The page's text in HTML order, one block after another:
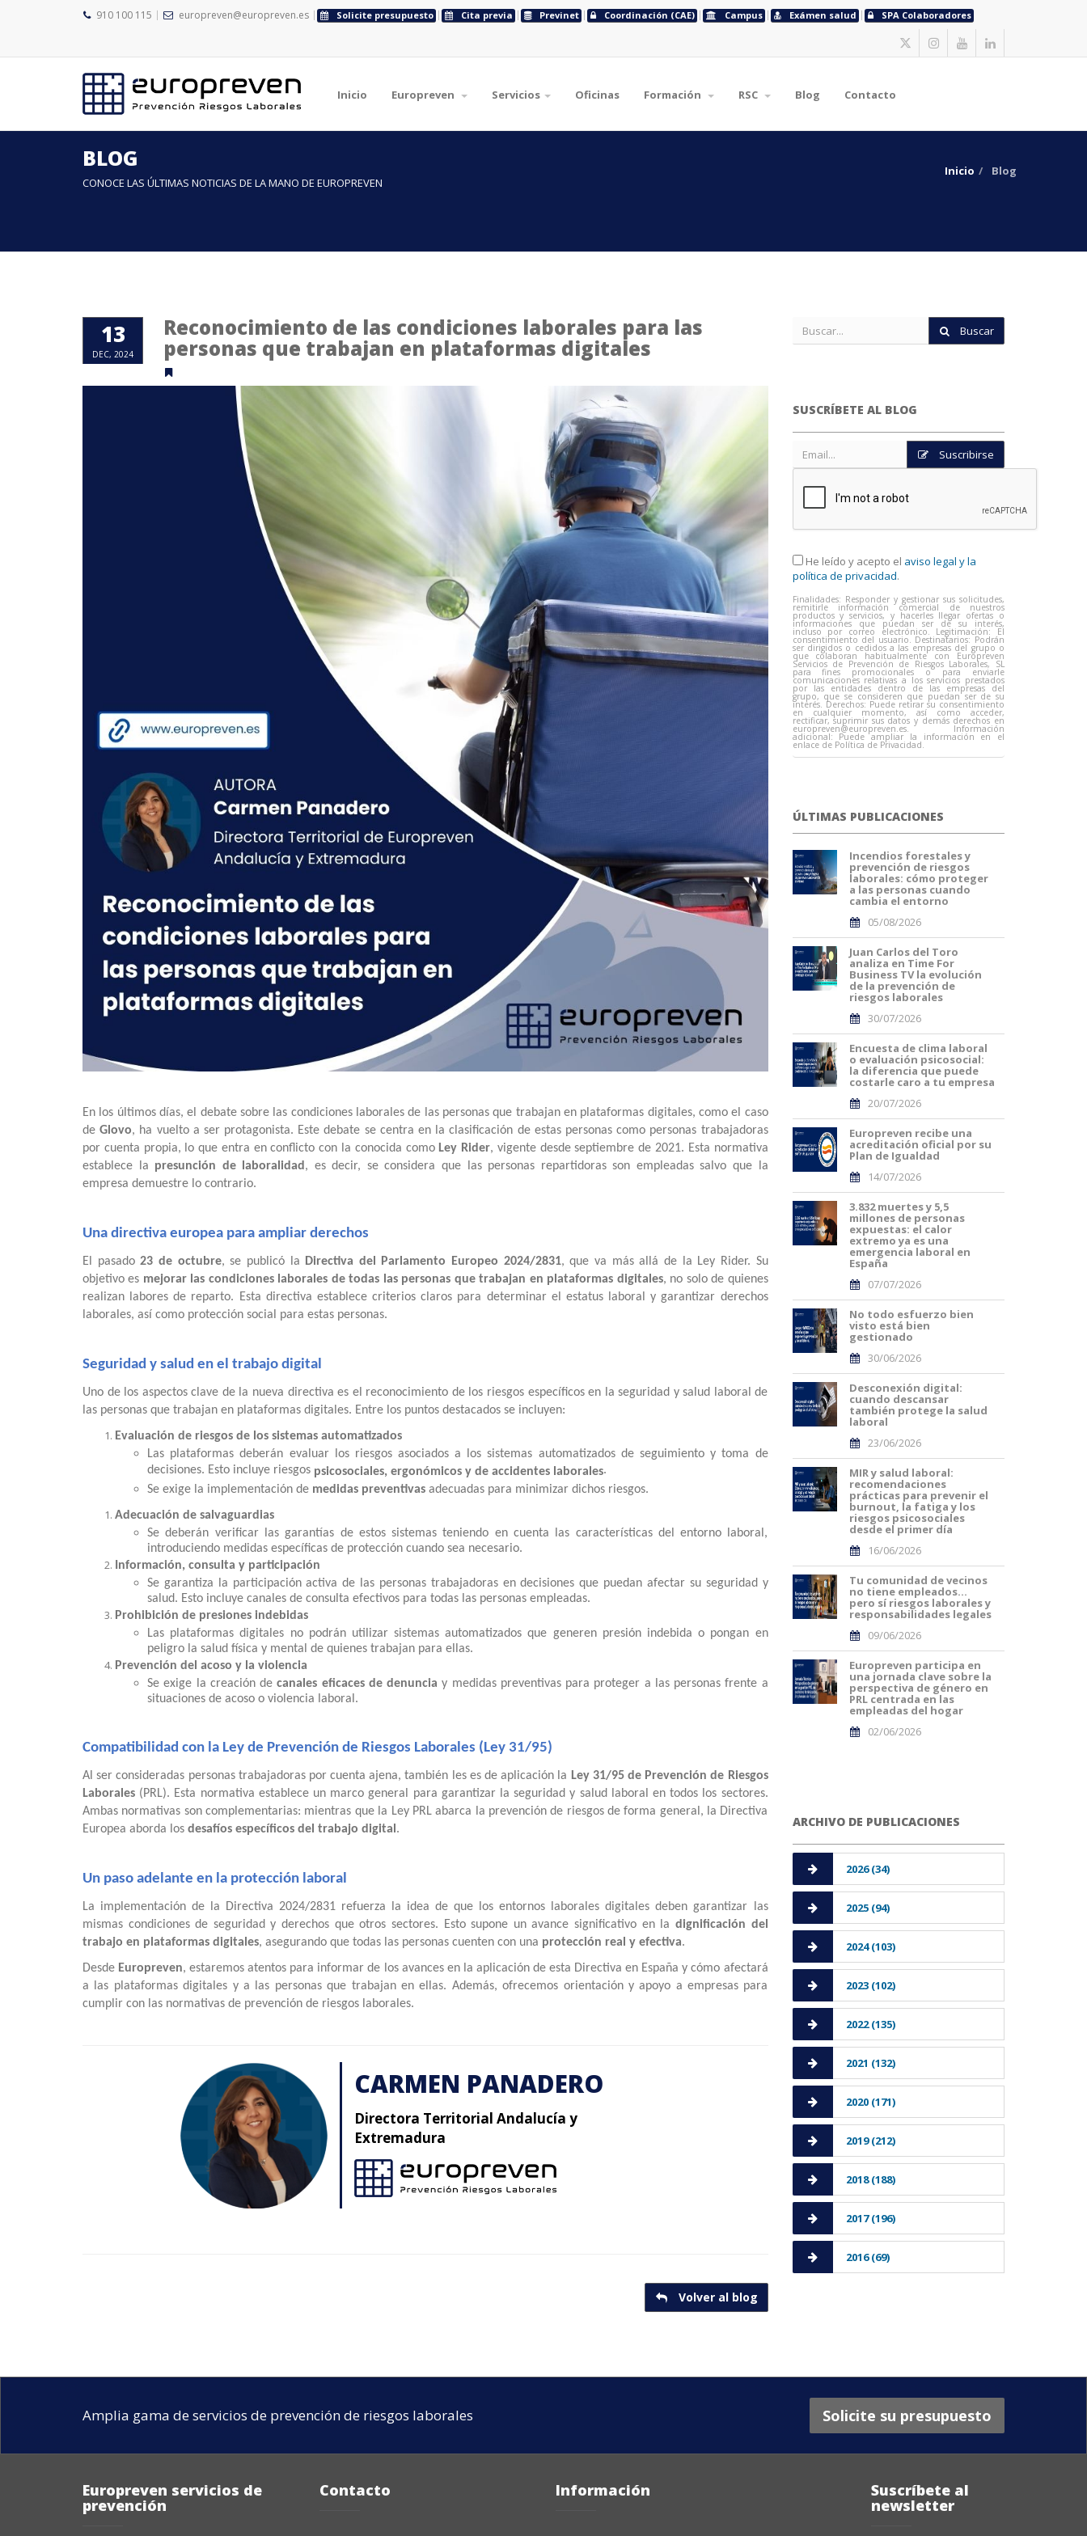
910 100 115 europreven@europreven.es Solicite presupuesto Cita previa Previnet Coordinación (CAE) Campus Exámen salud SPA Colaboradores
Inicio Europreven Servicios Oficinas Formación RSC Blog Contacto
BLOG
CONOCE LAS ÚLTIMAS NOTICIAS DE LA MANO DE EUROPREVEN
Inicio Blog
13
DEC, 2024
Reconocimiento de las condiciones laborales para las
personas que trabajan en plataformas digitales
En los últimos días, el debate sobre las condiciones laborales de las personas que trabajan en plataformas digitales, como el caso
deGlovo, ha vuelto a ser protagonista. Este debate se centra en la clasificación de estas personas como personas trabajadoras
por cuenta propia, lo que entra en conflicto con la conocida como Ley Rider, vigente desde septiembre de 2021. Esta normativa
establece la presunción de laboralidad , es decir, se considera que las personas repartidoras son empleadas salvo que la
empresa demuestre lo contrario.
Una directiva europea para ampliar derechos
El pasado23 de octubre, se publicó la Directiva del Parlamento Europeo 2024/2831, que va más allá de la Ley Rider. Su
objetivo es mejorar las condiciones laborales de todas las personas que trabajan en plataformas digitales, no solo de quienes
realizan labores de reparto. Esta directiva establece criterios claros para determinar el estatus laboral y garantizar derechos
laborales, así como protección social para estas personas.
Seguridad y salud en el trabajo digital
Uno de los aspectos clave de la nueva directiva es el reconocimiento de los riesgos específicos en la seguridad y salud laboral de
las personas que trabajan en plataformas digitales. Entre los puntos destacados se incluyen:
Evaluación de riesgos de los sistemas automatizados
Las plataformas deberán evaluar los riesgos asociados a los sistemas automatizados de seguimiento y toma de
decisiones. Esto incluye riesgos psicosociales, ergonómicos y de accidentes laborales.
Se exige la implementación de medidas preventivas adecuadas para minimizar dichos riesgos.
Adecuación de salvaguardias
Se deberán verificar las garantías de estos sistemas teniendo en cuenta las características del entorno laboral,
introduciendo medidas específicas de protección cuando sea necesario.
Información, consulta y participación
Se garantiza la participación activa de las personas trabajadoras en decisiones que puedan afectar su seguridad y
salud. Esto incluye canales de consulta efectivos para todas las personas empleadas.
Prohibición de presiones indebidas
Las plataformas digitales no podrán utilizar sistemas automatizados que generen presión indebida o pongan en
peligro la salud física y mental de quienes trabajan para ellas.
Prevención del acoso y la violencia
Se exige la creación decanales eficaces de denuncia y medidas preventivas para proteger a las personas frente a
situaciones de acoso o violencia laboral.
Compatibilidad con la Ley de Prevención de Riesgos Laborales (Ley 31/95)
Al ser consideradas personas trabajadoras por cuenta ajena, también les es de aplicación la Ley 31/95 de Prevención de Riesgos
Laborales (PRL). Esta normativa establece un marco general para garantizar la seguridad y salud laboral en todos los sectores.
Ambas normativas son complementarias: mientras que la Ley PRL abarca la prevención de riesgos de forma general, la Directiva
Europea aborda los desafíos específicos del trabajo digital .
Un paso adelante en la protección laboral
La implementación de la Directiva 2024/2831 refuerza la idea de que los entornos laborales digitales deben garantizar las
mismas condiciones de seguridad y derechos que otros sectores. Esto supone un avance significativo en la dignificación del
trabajo en plataformas digitales, asegurando que todas las personas cuenten con una protección real y efectiva.
Desde Europreven, estaremos atentos para informar de los avances en la aplicación de esta Directiva en España y cómo afectará
a las plataformas digitales y a las personas que trabajan en ellas. Además, ofrecemos orientación y apoyo a empresas para
cumplir con las normativas de prevención de riesgos laborales.
CARMEN PANADERO
Directora Territorial Andalucía y
Extremadura
Volver al blog
Buscar
SUSCRÍBETE AL BLOG
Suscribirse
He leído y acepto el aviso legal y la
política de privacidad.
Finalidades: Responder y gestionar sus solicitudes,
remitirle información comercial de nuestros
productos y servicios, y hacerles llegar ofertas o
informaciones que puedan ser de su interés,
incluso por correo electrónico. Legitimación: El
consentimiento del usuario. Destinatarios: Podrán
ser dirigidos o cedidos a las empresas del grupo o
que colaboran habitualmente con Europreven
Servicios de Prevención de Riesgos Laborales, SL
para fines promocionales o para enviarle
comunicaciones relativas a los servicios prestados
por las entidades dentro de las empresas del
grupo, que se consideren que puedan ser de su
interés. Derechos: Puede retirar su consentimiento
en cualquier momento, así como acceder,
rectificar, suprimir sus datos y demás derechos en
europreven@europreven.es. Información
adicional: Puede ampliar la información en el
enlace de Política de Privacidad.
ÚLTIMAS PUBLICACIONES
Incendios forestales y
prevención de riesgos
laborales: cómo proteger
a las personas cuando
cambia el entorno
05/08/2026
Juan Carlos del Toro
analiza en Time For
Business TV la evolución
de la prevención de
riesgos laborales
30/07/2026
Encuesta de clima laboral
o evaluación psicosocial:
la diferencia que puede
costarle caro a tu empresa
20/07/2026
Europreven recibe una
acreditación oficial por su
Plan de Igualdad
14/07/2026
3.832 muertes y 5,5
millones de personas
expuestas: el calor
extremo ya es una
emergencia laboral en
España
07/07/2026
No todo esfuerzo bien
visto está bien
gestionado
30/06/2026
Desconexión digital:
cuando descansar
también protege la salud
laboral
23/06/2026
MIR y salud laboral:
recomendaciones
prácticas para prevenir el
burnout, la fatiga y los
riesgos psicosociales
desde el primer día
16/06/2026
Tu comunidad de vecinos
no tiene empleados…
pero sí riesgos laborales y
responsabilidades legales
09/06/2026
Europreven participa en
una jornada clave sobre la
perspectiva de género en
PRL centrada en las
empleadas del hogar
02/06/2026
ARCHIVO DE PUBLICACIONES
2026 (34)
2025 (94)
2024 (103)
2023 (102)
2022 (135)
2021 (132)
2020 (171)
2019 (212)
2018 (188)
2017 (196)
2016 (69)
Amplia gama de servicios de prevención de riesgos laborales Solicite su presupuesto
Europreven servicios de
prevención
Contacto Información Suscríbete al
newsletter